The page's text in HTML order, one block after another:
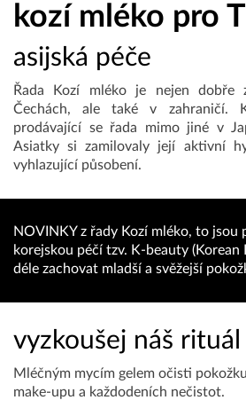
kozí mléko pro
asijská péče
Řada Kozí mléko je nejen
Čechách, ale také v zahraničí.
prodávající se řada mimo jiné v
Asiatky si zamilovaly její aktivní
vyhlazující působení.
NOVINKY z řady Kozí mléko, to
korejskou péčí tzv. K-beauty (Korean
déle zachovat mladší a svěžejší
vyzkoušej náš
Mléčným mycím gelem očisti
make-upu a každodeních nečistot.